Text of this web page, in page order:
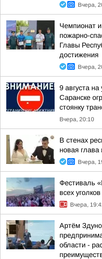
Вчера,
Чемпионат
пожарно-
Главы
достижения
Вчера,
9 августа
Саранске
стоянку
Вчера, 20:10
В стенах
новая
Вчера,
Фестиваль
всех
Вчера,
Артём
области -